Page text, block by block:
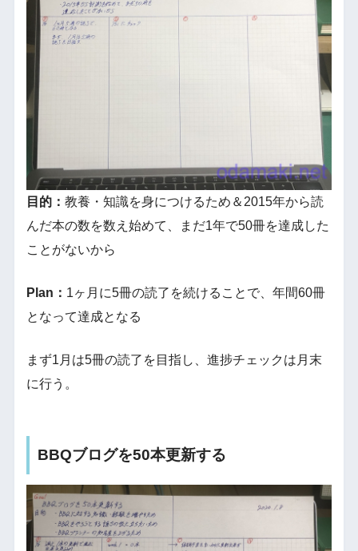
目的： 教養・知識を身につけるため＆2015年から読
んだ本の数を数え始めて、まだ1年で50冊を達成した
ことがないから
Plan： 1ヶ月に5冊の読了を続けることで、年間60冊
となって達成となる
まず1月は5冊の読了を目指し、進捗チェックは月末
に行う。
BBQブログを50本更新する